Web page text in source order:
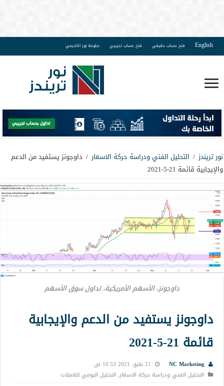
English فتح حساب حقيقي فتح حساب تجريبي دبلومة نور اكاديمي
نور تريندز / التحليل الفني ودراسة حركة الاسعار / داوجونز يستفيد من الدعم
والإيجابية قائمة 21-5-2021
داوجونز، الأسهم الأمريكية، تداول سوق الأسهم
داوجونز يستفيد من الدعم والإيجابية
قائمة 21-5-2021
NC Marketing
21 مايو, 2021 10:53 ص
التحليل الفني ودراسة حركة الاسعار, التحليل اليومي للعملات